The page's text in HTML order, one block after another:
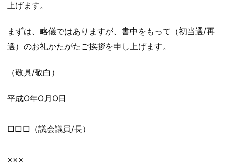
上げます。
まずは、略儀ではありますが、書中をもって（初当選/再
選）のお礼かたがたご挨拶を申し上げます。
（敬具/敬白）
平成Ο年Ο月Ο日
□□□（議会議員/長）
×××